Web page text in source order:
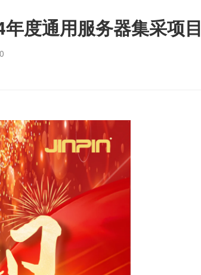
度通用服务器集采项目